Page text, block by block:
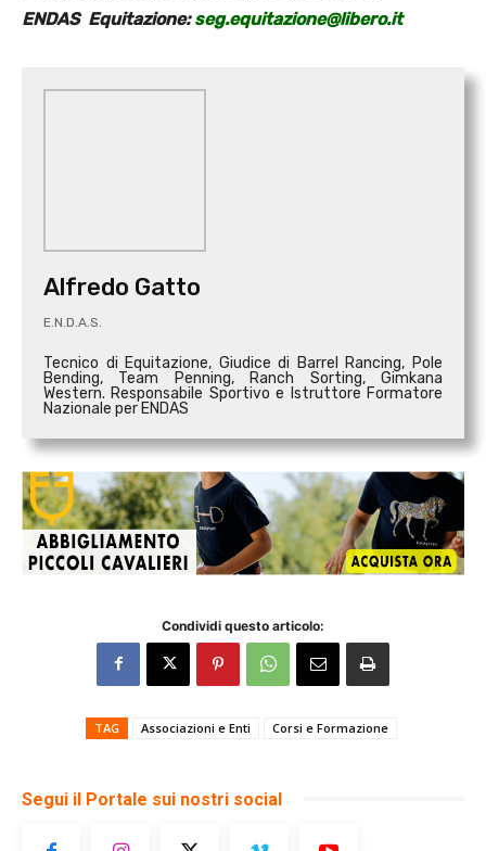
ENDAS Equitazione:seg.equitazione@libero.it
Alfredo Gatto
E.N.D.A.S.
Tecnico di Equitazione, Giudice di Barrel Rancing, Pole
Bending, Team Penning, Ranch Sorting, Gimkana
Western. Responsabile Sportivo e Istruttore Formatore
Nazionale per ENDAS
Condividi questo articolo:
TAG Associazioni e Enti Corsi e Formazione
Segui il Portale sui nostri social